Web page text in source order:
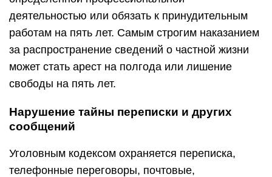
деятельностью или обязать к принудительным
работам на пять лет. Самым строгим наказанием
за распространение сведений о частной жизни
может стать арест на полгода или лишение
свободы на пять лет.
Нарушение тайны переписки и других
сообщений
Уголовным кодексом охраняется переписка,
телефонные переговоры, почтовые,